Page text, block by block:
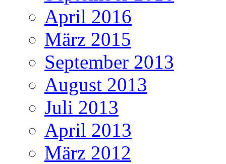
April 2016
März 2015
September 2013
August 2013
Juli 2013
April 2013
März 2012